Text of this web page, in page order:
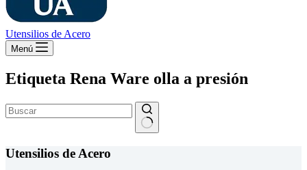
Utensilios de Acero
Menú
Etiqueta Rena Ware olla a presión
resultados
Utensilios de Acero